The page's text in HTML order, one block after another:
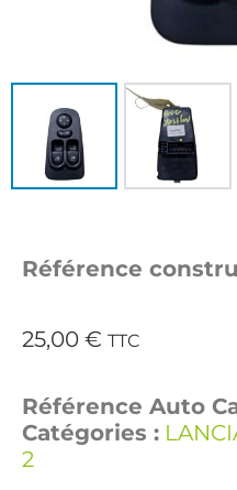
Référence
25,00 € TTC
Référence Auto
Catégories :
2